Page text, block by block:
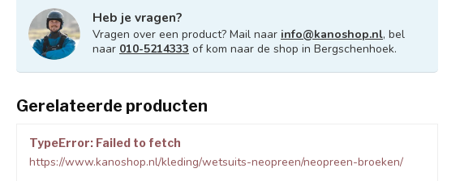
Heb je vragen?
Vragen over een product? Mail naar info@kanoshop.nl, bel
naar 010-5214333 of kom naar de shop in Bergschenhoek.
Gerelateerde producten
TypeError: Failed to fetch
https://www.kanoshop.nl/kleding/wetsuits-neopreen/neopreen-broeken/